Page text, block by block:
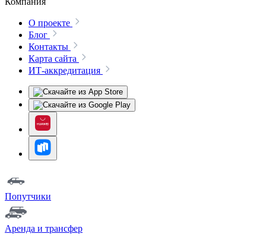
О проекте
Блог
Контакты
Карта сайта
ИТ-аккредитация
Попутчики
Аренда и трансфер